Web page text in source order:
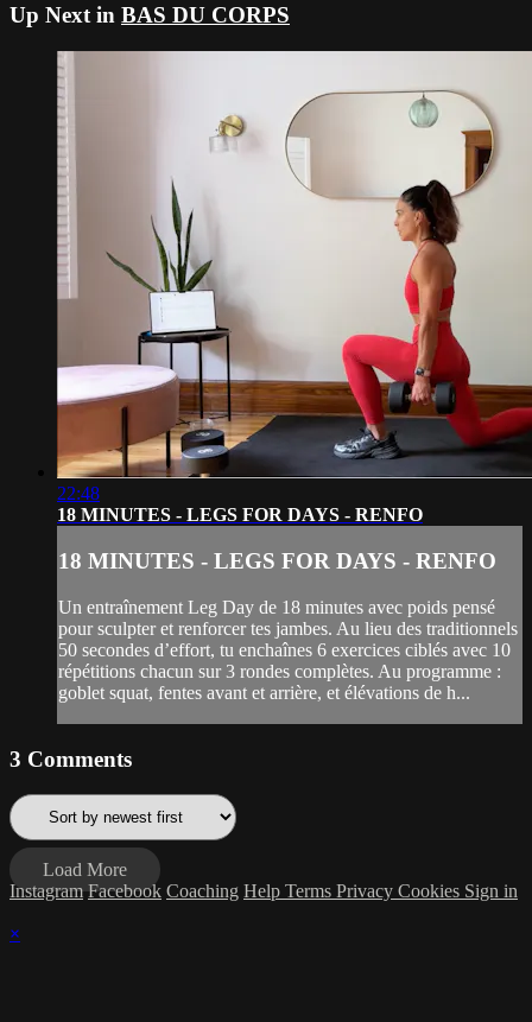
Up Next in BAS DU CORPS
22:48
18 MINUTES - LEGS FOR DAYS - RENFO
18 MINUTES - LEGS FOR DAYS - RENFO
Un entraînement Leg Day de 18 minutes avec poids pensé
pour sculpter et renforcer tes jambes. Au lieu des traditionnels
50 secondes d’effort, tu enchaînes 6 exercices ciblés avec 10
répétitions chacun sur 3 rondes complètes. Au programme :
goblet squat, fentes avant et arrière, et élévations de h...
3 Comments
Load More
Instagram Facebook Coaching Help Terms Privacy Cookies Sign in
×